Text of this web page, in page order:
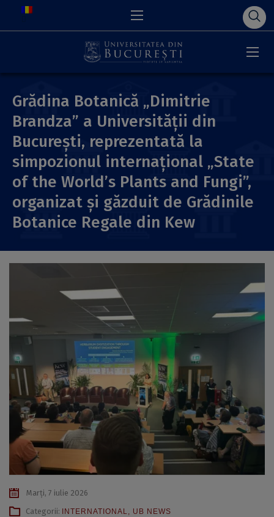
Grădina Botanică „Dimitrie
Brandza” a Universității din
București, reprezentată la
simpozionul internațional „State
of the World’s Plants and Fungi”,
organizat și găzduit de Grădinile
Botanice Regale din Kew
Marți, 7 iulie 2026
Categorii:
INTERNATIONAL, UB NEWS